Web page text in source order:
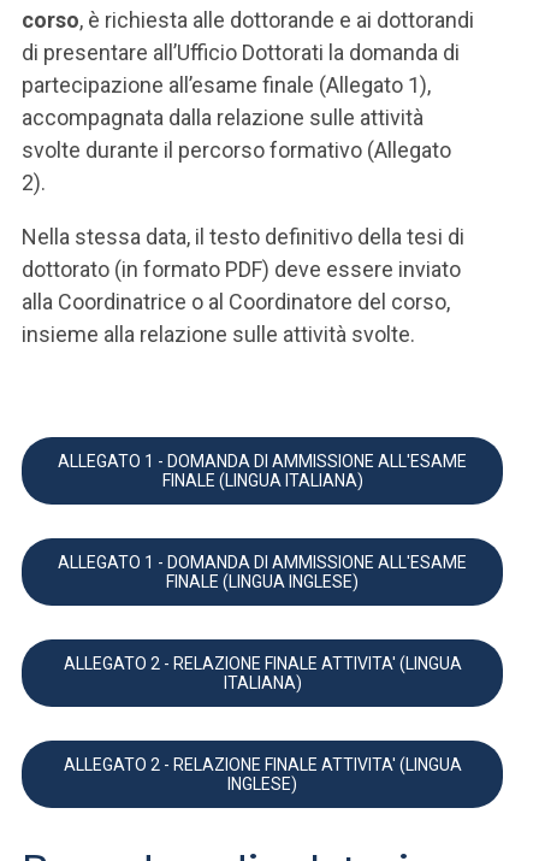
corso, è richiesta alle dottorande e ai dottorandi
di presentare all’Ufficio Dottorati la domanda di
partecipazione all’esame finale (Allegato 1),
accompagnata dalla relazione sulle attività
svolte durante il percorso formativo (Allegato
2).
Nella stessa data, il testo definitivo della tesi di
dottorato (in formato PDF) deve essere inviato
alla Coordinatrice o al Coordinatore del corso,
insieme alla relazione sulle attività svolte.
ALLEGATO 1 - DOMANDA DI AMMISSIONE ALL'ESAME
FINALE (LINGUA ITALIANA)
ALLEGATO 1 - DOMANDA DI AMMISSIONE ALL'ESAME
FINALE (LINGUA INGLESE)
ALLEGATO 2 - RELAZIONE FINALE ATTIVITA' (LINGUA
ITALIANA)
ALLEGATO 2 - RELAZIONE FINALE ATTIVITA' (LINGUA
INGLESE)